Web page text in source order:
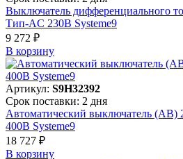
Выключатель дифференциального
Тип-AC 230В Systeme9
9 272 ₽
В корзинy
Артикул: S9H32392
Срок поставки: 2 дня
Автоматический выключатель (АВ)
400В Systeme9
18 727 ₽
В корзинy